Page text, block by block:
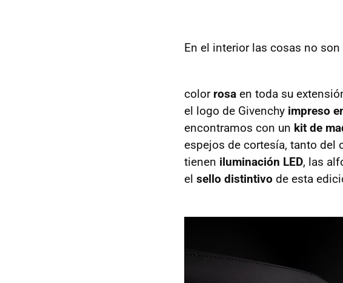
En el interior las cosas no
color rosa en toda su
el logo de Givenchy impreso
encontramos con un kit de
espejos de cortesía, tanto del
tienen iluminación LED, las
el sello distintivo de esta